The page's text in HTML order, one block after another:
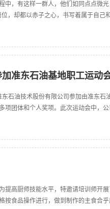
中，有这样一群人，他们如同点点微
位，却都以赤子之心，书写着属于自己
准东石油基地职工运动
东石油技术股份有限公司参加由准东石
项团体和个人奖项。此次运动会中，
提高厨师技能水平，特邀请培训师开
按食品操作进行，做到制作的主食合